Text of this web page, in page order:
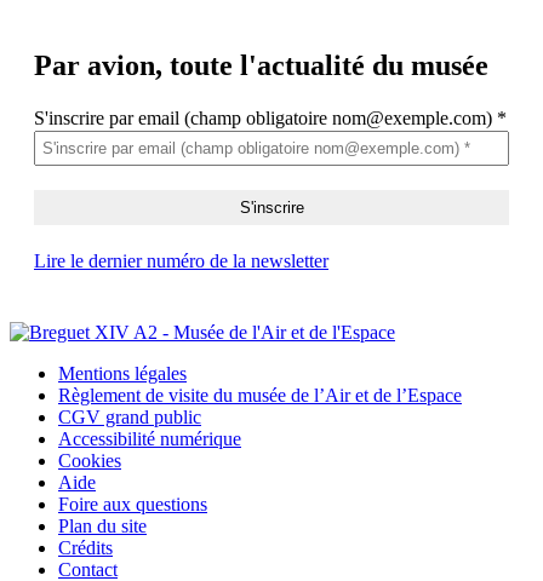
Par avion, toute l'actualité du musée
S'inscrire par email (champ obligatoire nom@exemple.com) *
Lire le dernier numéro de la newsletter
Mentions légales
Règlement de visite du musée de l’Air et de l’Espace
CGV grand public
Accessibilité numérique
Cookies
Aide
Foire aux questions
Plan du site
Crédits
Contact